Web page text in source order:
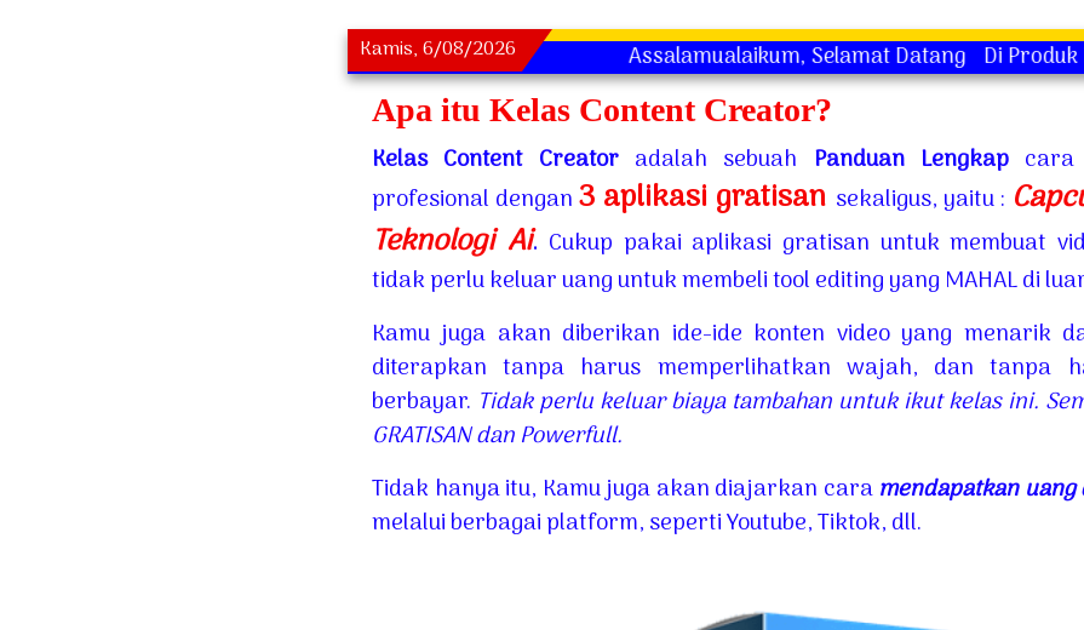
Assalamualaikum, Selamat Datang Di Produk Produk
Kamis, 6/08/2026
Apa itu Kelas Content Creator?
Kelas Content Creator adalah sebuah Panduan Lengkapcara
profesional dengan3 aplikasi gratisan sekaligus, yaitu :
Teknologi Ai. Cukup pakai aplikasi gratisan untuk membuat
tidak perlu keluar uang untuk membeli tool editing yang MAHAL di
Kamu juga akan diberikan ide-ide konten video yang menarik
diterapkan tanpa harus memperlihatkan wajah, dan tanpa
berbayar. Tidak perlu keluar biaya tambahan untuk ikut kelas ini.
GRATISAN dan Powerfull.
Tidak hanya itu, Kamu juga akan diajarkan cara mendapatkan
melalui berbagai platform, seperti Youtube, Tiktok, dll.